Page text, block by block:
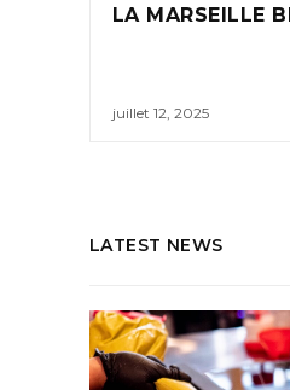
LA MARSEILLE
juillet 12, 2025
LATEST NEWS